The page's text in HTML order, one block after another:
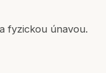
fyzickou únavou.